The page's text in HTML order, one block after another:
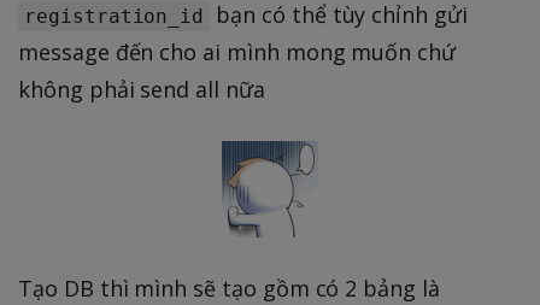
registration_id
bạn có thể tùy chỉnh gửi
message đến cho ai mình mong muốn chứ
không phải send all nữa
Tạo DB thì mình sẽ tạo gồm có 2 bảng là